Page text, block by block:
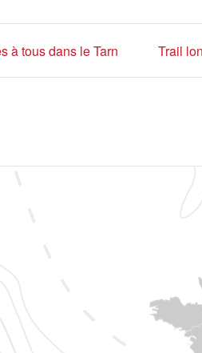
à tous dans le Tarn Trail